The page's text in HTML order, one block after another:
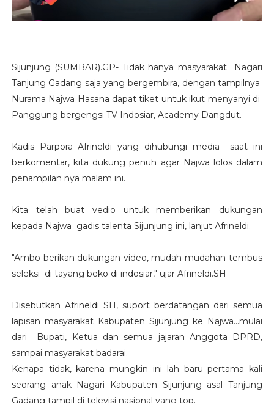
Sijunjung (SUMBAR).GP- Tidak hanya masyarakat Nagari
Tanjung Gadang saja yang bergembira, dengan tampilnya
Nurama Najwa Hasana dapat tiket untuk ikut menyanyi di
Panggung bergengsi TV Indosiar, Academy Dangdut.
Kadis Parpora Afrineldi yang dihubungi media saat ini
berkomentar, kita dukung penuh agar Najwa lolos dalam
penampilan nya malam ini.
Kita telah buat vedio untuk memberikan dukungan
kepada Najwa gadis talenta Sijunjung ini, lanjut Afrineldi.
"Ambo berikan dukungan video, mudah-mudahan tembus
seleksi di tayang beko di indosiar," ujar Afrineldi.SH
Disebutkan Afrineldi SH, suport berdatangan dari semua
lapisan masyarakat Kabupaten Sijunjung ke Najwa...mulai
dari Bupati, Ketua dan semua jajaran Anggota DPRD,
sampai masyarakat badarai.
Kenapa tidak, karena mungkin ini lah baru pertama kali
seorang anak Nagari Kabupaten Sijunjung asal Tanjung
Gadang tampil di televisi nasional yang top.